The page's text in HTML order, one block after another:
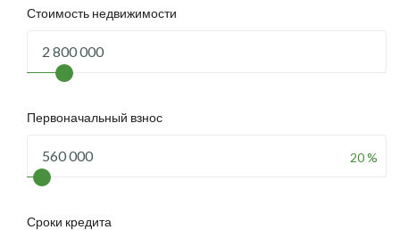
Стоимость недвижимости
Первоначальный взнос
20 %
Сроки кредита